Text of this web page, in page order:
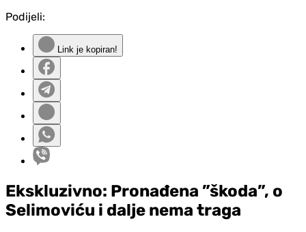
Podijeli:
Link je kopiran!
Ekskluzivno: Pronađena ”škoda”, o
Selimoviću i dalje nema traga